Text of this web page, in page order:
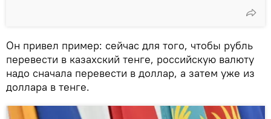
Он привел пример: сейчас для того, чтобы рубль
перевести в казахский тенге, российскую валюту
надо сначала перевести в доллар, а затем уже из
доллара в тенге.